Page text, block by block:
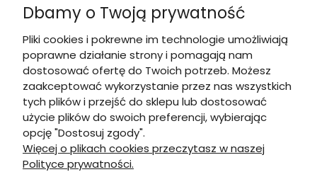
Kontakt
Informacje
Płatności i dostawa
Moje konto
Dbamy o Twoją prywatność
Pliki cookies i pokrewne im technologie umożliwiają
poprawne działanie strony i pomagają nam
dostosować ofertę do Twoich potrzeb. Możesz
zaakceptować wykorzystanie przez nas wszystkich
tych plików i przejść do sklepu lub dostosować
użycie plików do swoich preferencji, wybierając
opcję "Dostosuj zgody".
Więcej o plikach cookies przeczytasz w naszej
Polityce prywatności.